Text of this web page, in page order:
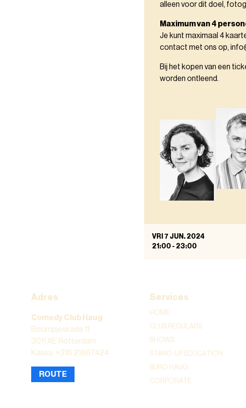
alleen voor dit doel,
Maximum van 4
Je kunt maximaal 4
contact met ons op,
Bij het kopen van een
worden ontleend.
VRI 7 JUN. 2024
21:00 - 23:00
Adres
Comedy Club Haug
Boompjeskade 11
3011 XE Rotterdam
Kassa: +316 21867424
ROUTE
Services
HOME
CLUB REGULARS
SHOWS
STAND-UP EDUCATION
BURO HAUG
CORPORATE